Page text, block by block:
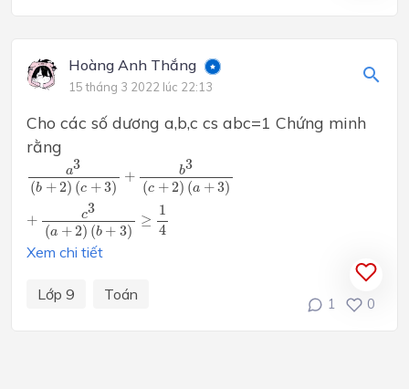
Hoàng Anh Thắng
15 tháng 3 2022 lúc 22:13
Cho các số dương a,b,c cs abc=1 Chứng minh
rằng
a3
(b +2) (c +3)
+ b3
(c +2) (a +3)
+ c3
(a +2) (b + 3)
≥
1
4
a 3(b+ 2) a+
Xem chi tiết
Lớp 9 Toán
1 0